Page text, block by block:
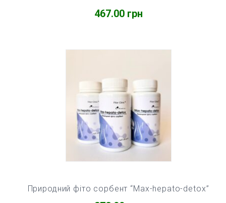
467.00 грн
Природний фіто сорбент “Max-hepato-detox”